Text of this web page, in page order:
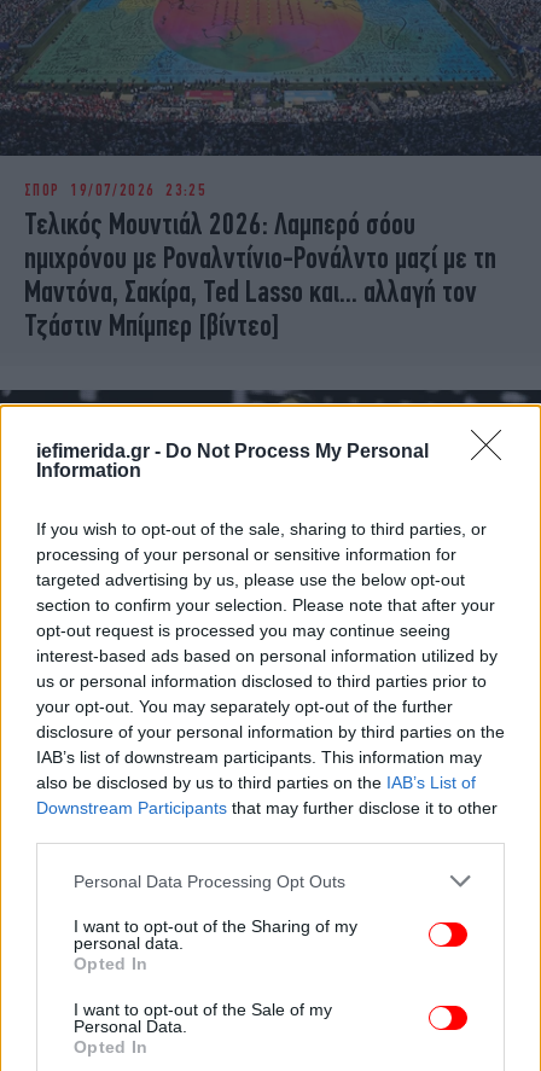
iefimerida.gr - Do Not Process My Personal
Information
If you wish to opt-out of the sale, sharing to third parties, or
processing of your personal or sensitive information for
targeted advertising by us, please use the below opt-out
section to confirm your selection. Please note that after your
opt-out request is processed you may continue seeing
interest-based ads based on personal information utilized by
us or personal information disclosed to third parties prior to
your opt-out. You may separately opt-out of the further
disclosure of your personal information by third parties on the
IAB’s list of downstream participants. This information may
also be disclosed by us to third parties on the IAB’s List of
Downstream Participants that may further disclose it to other
Please note that this website/app uses one or more Google
not limited to your visit or usage behaviour. You may click to
grant or deny consent to Google and its third-party tags to
use your data for below specified purposes in below Google
consent section.
Personal Data Processing Opt Outs
I want to opt-out of the Sharing of my
personal data.
Opted In
I want to opt-out of the Sale of my
Personal Data.
Opted In
ΣΠΟΡ 19/07/2026 23:25
Τελικός Μουντιάλ 2026: Λαμπερό σόου
ημιχρόνου με Ροναλντίνιο-Ρονάλντο μαζί με τη
Μαντόνα, Σακίρα, Ted Lasso και... αλλαγή τον
Τζάστιν Μπίμπερ [βίντεο]
13/07/2026 10:42
Αυτός είναι ο μεγαλύτερος έρωτας της Μαντόνα
-Δεν τον ξεπέρασε ποτέ, σύμφωνα με όσα λέει
στενός φίλος της